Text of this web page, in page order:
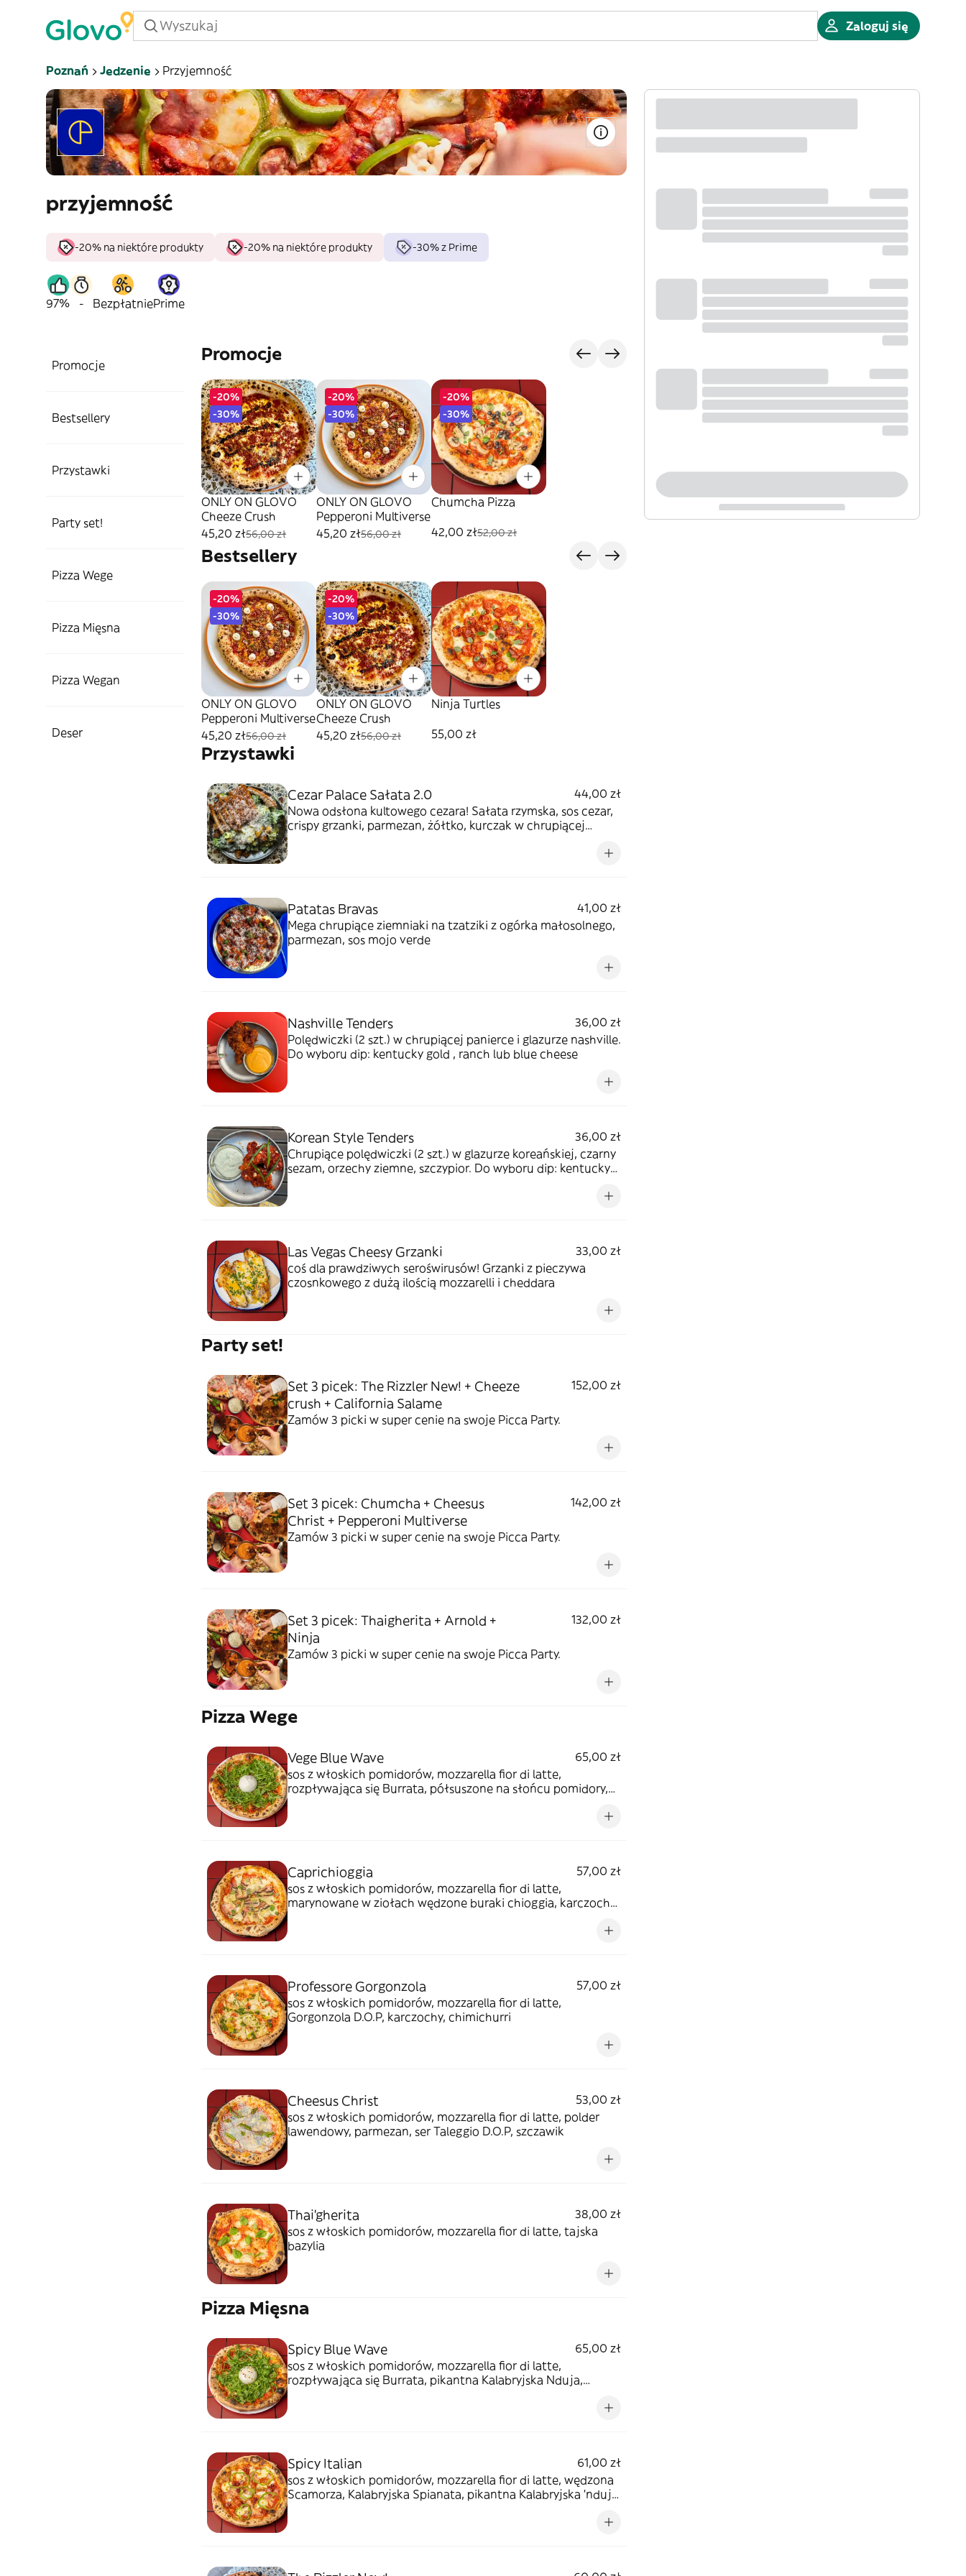
Zaloguj się
Poznań Jedzenie Przyjemność
przyjemność
-20% na niektóre produkty -20% na niektóre produkty -30% z Prime
97% - BezpłatniePrime
Promocje
Bestsellery
Przystawki
Party set!
Pizza Wege
Pizza Mięsna
Pizza Wegan
Deser
Promocje
-20%
-30%
ONLY ON GLOVO
Cheeze Crush
45,20 zł56,00 zł
-20%
-30%
ONLY ON GLOVO
Pepperoni Multiverse
45,20 zł56,00 zł
-20%
-30%
Chumcha Pizza
42,00 zł52,00 zł
Bestsellery
-20%
-30%
ONLY ON GLOVO
Pepperoni Multiverse
45,20 zł56,00 zł
-20%
-30%
ONLY ON GLOVO
Cheeze Crush
45,20 zł56,00 zł
Ninja Turtles
55,00 zł
Przystawki
Cezar Palace Sałata 2.0
44,00 zł
Nowa odsłona kultowego cezara! Sałata rzymska, sos cezar,
crispy grzanki, parmezan, żółtko, kurczak w chrupiącej
Patatas Bravas
41,00 zł
Mega chrupiące ziemniaki na tzatziki z ogórka małosolnego,
parmezan, sos mojo verde
Nashville Tenders
36,00 zł
Polędwiczki (2 szt.) w chrupiącej panierce i glazurze nashville.
Do wyboru dip: kentucky gold , ranch lub blue cheese
Korean Style Tenders
36,00 zł
Chrupiące polędwiczki (2 szt.) w glazurze koreańskiej, czarny
sezam, orzechy ziemne, szczypior. Do wyboru dip: kentucky
Las Vegas Cheesy Grzanki
33,00 zł
coś dla prawdziwych seroświrusów! Grzanki z pieczywa
czosnkowego z dużą ilością mozzarelli i cheddara
Party set!
Set 3 picek: The Rizzler New! + Cheeze
crush + California Salame
152,00 zł
Zamów 3 picki w super cenie na swoje Picca Party.
Set 3 picek: Chumcha + Cheesus
Christ + Pepperoni Multiverse
142,00 zł
Zamów 3 picki w super cenie na swoje Picca Party.
Set 3 picek: Thaigherita + Arnold +
Ninja
132,00 zł
Zamów 3 picki w super cenie na swoje Picca Party.
Pizza Wege
Vege Blue Wave
65,00 zł
sos z włoskich pomidorów, mozzarella fior di latte,
rozpływająca się Burrata, półsuszone na słońcu pomidory,
Caprichioggia
57,00 zł
sos z włoskich pomidorów, mozzarella fior di latte,
marynowane w ziołach wędzone buraki chioggia, karczochy,
Professore Gorgonzola
57,00 zł
sos z włoskich pomidorów, mozzarella fior di latte,
Gorgonzola D.O.P, karczochy, chimichurri
Cheesus Christ
53,00 zł
sos z włoskich pomidorów, mozzarella fior di latte, polder
lawendowy, parmezan, ser Taleggio D.O.P, szczawik
Thai'gherita
38,00 zł
sos z włoskich pomidorów, mozzarella fior di latte, tajska
bazylia
Pizza Mięsna
Spicy Blue Wave
65,00 zł
sos z włoskich pomidorów, mozzarella fior di latte,
rozpływająca się Burrata, pikantna Kalabryjska Nduja,
Spicy Italian
61,00 zł
sos z włoskich pomidorów, mozzarella fior di latte, wędzona
Scamorza, Kalabryjska Spianata, pikantna Kalabryjska 'nduja,